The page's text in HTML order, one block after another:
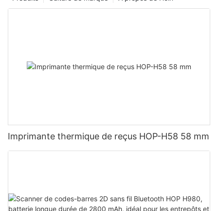
Imprimante thermique de reçus HOP-H58 58 mm